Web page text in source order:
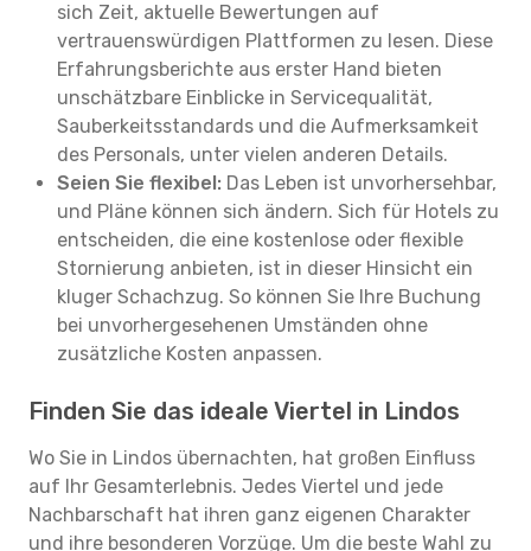
sich Zeit, aktuelle Bewertungen auf
vertrauenswürdigen Plattformen zu lesen. Diese
Erfahrungsberichte aus erster Hand bieten
unschätzbare Einblicke in Servicequalität,
Sauberkeitsstandards und die Aufmerksamkeit
des Personals, unter vielen anderen Details.
Seien Sie flexibel: Das Leben ist unvorhersehbar,
und Pläne können sich ändern. Sich für Hotels zu
entscheiden, die eine kostenlose oder flexible
Stornierung anbieten, ist in dieser Hinsicht ein
kluger Schachzug. So können Sie Ihre Buchung
bei unvorhergesehenen Umständen ohne
zusätzliche Kosten anpassen.
Finden Sie das ideale Viertel in Lindos
Wo Sie in Lindos übernachten, hat großen Einfluss
auf Ihr Gesamterlebnis. Jedes Viertel und jede
Nachbarschaft hat ihren ganz eigenen Charakter
und ihre besonderen Vorzüge. Um die beste Wahl zu